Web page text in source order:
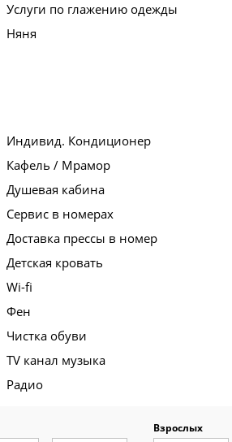
Услуги по глажению одежды
Няня
Индивид. Кондиционер
Кафель / Мрамор
Душевая кабина
Сервис в номерах
Доставка прессы в номер
Детская кровать
Wi-fi
Фен
Чистка обуви
TV канал музыка
Радио
Взрослых